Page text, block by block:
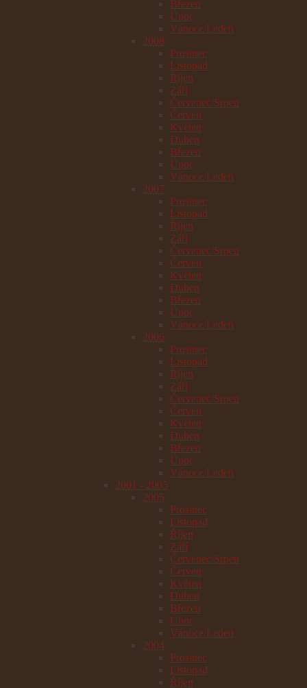
Březen
Únor
Vánoce/Leden
2008
Prosinec
Listopad
Říjen
Září
Červenec/Srpen
Červen
Květen
Duben
Březen
Únor
Vánoce/Leden
2007
Prosinec
Listopad
Říjen
Září
Červenec/Srpen
Červen
Květen
Duben
Březen
Únor
Vánoce/Leden
2006
Prosinec
Listopad
Říjen
Září
Červenec/Srpen
Červen
Květen
Duben
Březen
Únor
Vánoce/Leden
2001 - 2005
2005
Prosinec
Listopad
Říjen
Září
Červenec/Srpen
Červen
Květen
Duben
Březen
Únor
Vánoce/Leden
2004
Prosinec
Listopad
Říjen